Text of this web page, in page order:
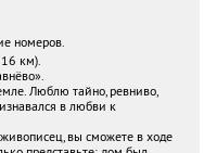
номеров.
км).
Люблю тайно, ревниво,
в любви к
вы сможете в ходе